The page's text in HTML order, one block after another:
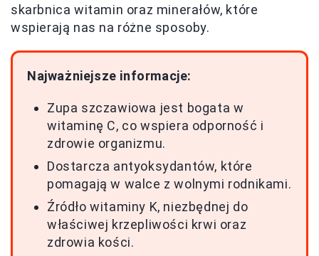
skarbnica witamin oraz minerałów, które
wspierają nas na różne sposoby.
Najważniejsze informacje:
Zupa szczawiowa jest bogata w
witaminę C, co wspiera odporność i
zdrowie organizmu.
Dostarcza antyoksydantów, które
pomagają w walce z wolnymi rodnikami.
Źródło witaminy K, niezbędnej do
właściwej krzepliwości krwi oraz
zdrowia kości.